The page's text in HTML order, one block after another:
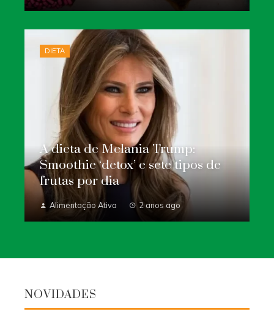
DIETA
A dieta de Melania Trump:
Smoothie ‘detox’ e sete tipos de
frutas por dia
Alimentação Ativa 2 anos ago
NOVIDADES